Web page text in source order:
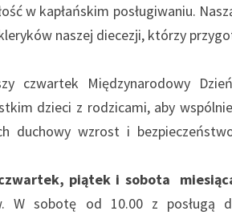
w kapłańskim posługiwaniu.
naszej diecezji, którzy
czwartek Międzynarodowy
dzieci z rodzicami, aby
duchowy wzrost i
piątek i sobota
W sobotę od 10.00 z posługą